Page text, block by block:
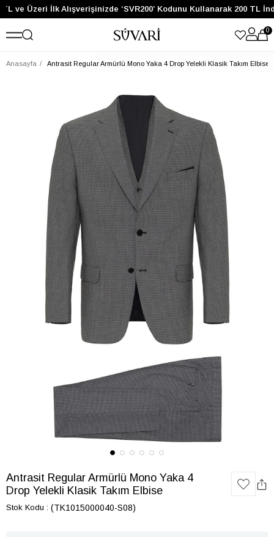
ve Üzeri İlk Alışverişinizde ‘SVR200’ Kodunu Kullanarak 200 TL
0
Anasayfa Antrasit Regular Armürlü Mono Yaka 4 Drop Yelekli Klasik Takım Elbise
Antrasit Regular Armürlü Mono Yaka 4
Drop Yelekli Klasik Takım Elbise
Stok Kodu (TK1015000040-S08)